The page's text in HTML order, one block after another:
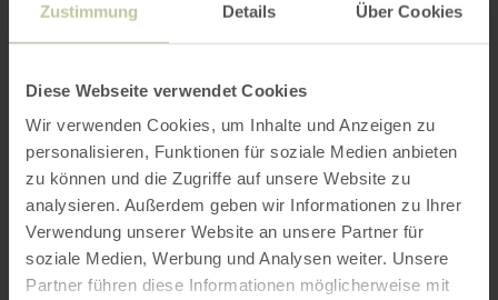
Zustimmung Details Über Cookies
Diese Webseite verwendet Cookies
Wir verwenden Cookies, um Inhalte und Anzeigen zu
personalisieren, Funktionen für soziale Medien anbieten
zu können und die Zugriffe auf unsere Website zu
analysieren. Außerdem geben wir Informationen zu Ihrer
Verwendung unserer Website an unsere Partner für
soziale Medien, Werbung und Analysen weiter. Unsere
Partner führen diese Informationen möglicherweise mit